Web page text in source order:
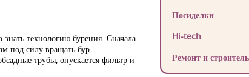
технологию бурения. Сначала
под силу вращать бур
трубы, опускается фильтр и
Посиделки
Hi-tech
Ремонт и